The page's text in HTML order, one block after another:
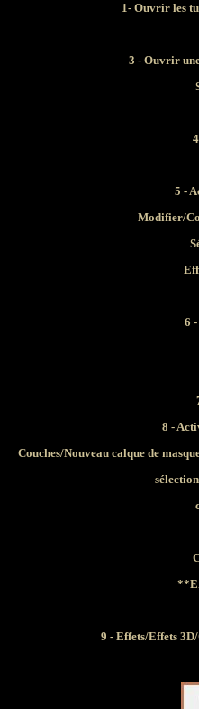
1- Ouvrir les
3 - Ouvrir
5 -
Modifier/
6
8 -
Couches/Nouveau calque de
9 - Effets/Effets